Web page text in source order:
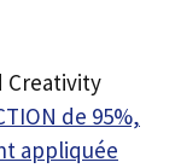
Creativity
de 95%,
appliquée